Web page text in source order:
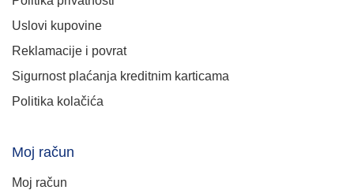
Uslovi kupovine
Reklamacije i povrat
Sigurnost plaćanja kreditnim karticama
Politika kolačića
Moj račun
Moj račun